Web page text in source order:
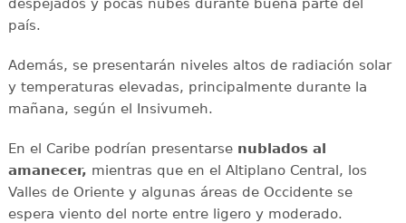
país.
Además, se presentarán niveles altos de radiación solar
y temperaturas elevadas, principalmente durante la
mañana, según el Insivumeh.
En el Caribe podrían presentarse nublados al
amanecer, mientras que en el Altiplano Central, los
Valles de Oriente y algunas áreas de Occidente se
espera viento del norte entre ligero y moderado.